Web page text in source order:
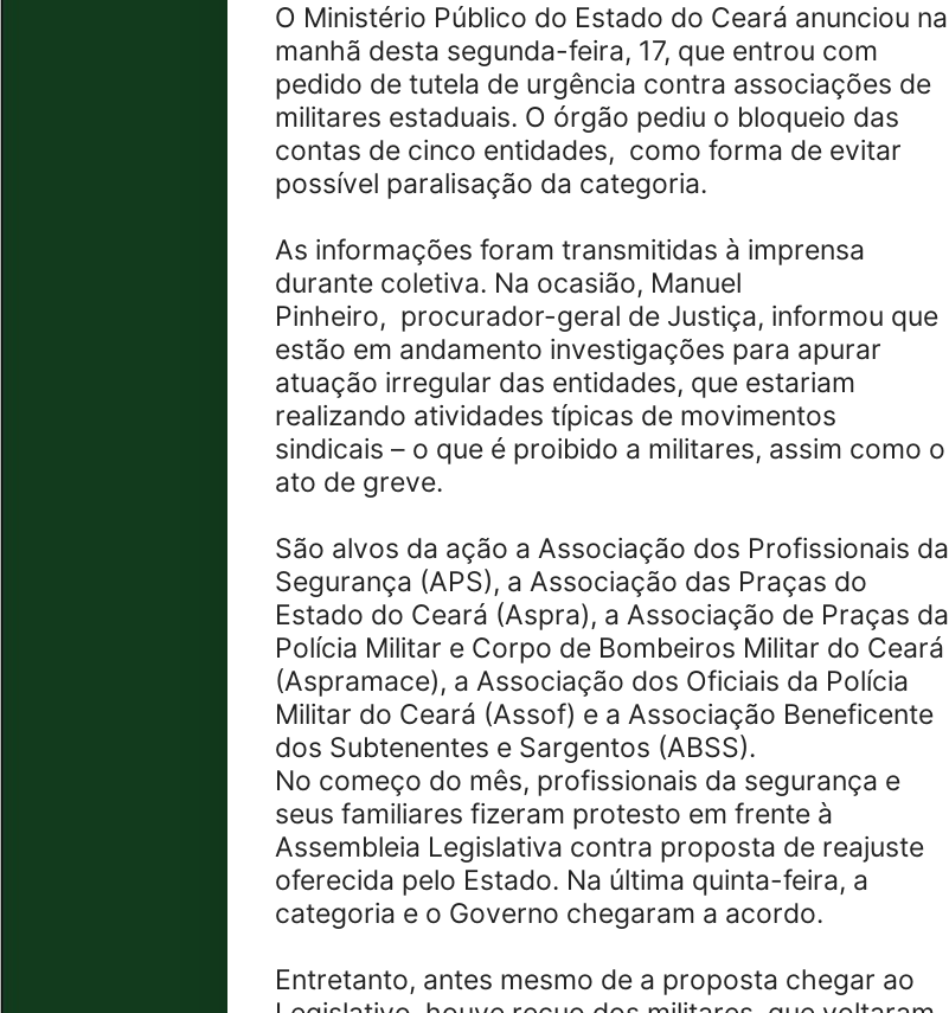
O Ministério Público do Estado do Ceará anunciou na
manhã desta segunda-feira, 17, que entrou com
pedido de tutela de urgência contra associações de
militares estaduais. O órgão pediu o bloqueio das
contas de cinco entidades, como forma de evitar
possível paralisação da categoria.
As informações foram transmitidas à imprensa
durante coletiva. Na ocasião, Manuel
Pinheiro, procurador-geral de Justiça, informou que
estão em andamento investigações para apurar
atuação irregular das entidades, que estariam
realizando atividades típicas de movimentos
sindicais – o que é proibido a militares, assim como o
ato de greve.
São alvos da ação a Associação dos Profissionais da
Segurança (APS), a Associação das Praças do
Estado do Ceará (Aspra), a Associação de Praças da
Polícia Militar e Corpo de Bombeiros Militar do Ceará
(Aspramace), a Associação dos Oficiais da Polícia
Militar do Ceará (Assof) e a Associação Beneficente
dos Subtenentes e Sargentos (ABSS).
No começo do mês, profissionais da segurança e
seus familiares fizeram protesto em frente à
Assembleia Legislativa contra proposta de reajuste
oferecida pelo Estado. Na última quinta-feira, a
categoria e o Governo chegaram a acordo.
Entretanto, antes mesmo de a proposta chegar ao